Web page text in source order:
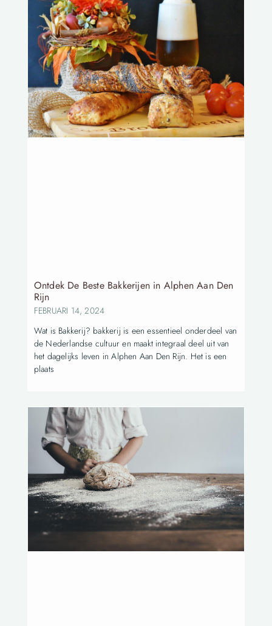
Ontdek De Beste Bakkerijen in Alphen Aan Den
Rijn
FEBRUARI 14, 2024
Wat is Bakkerij? bakkerij is een essentieel onderdeel van
de Nederlandse cultuur en maakt integraal deel uit van
het dagelijks leven in Alphen Aan Den Rijn. Het is een
plaats